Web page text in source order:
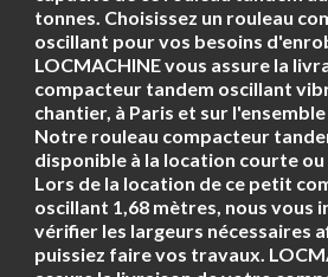
tonnes. Choisissez un rouleau
oscillant pour vos besoins
LOCMACHINE vous assure la
compacteur tandem oscillant
chantier, à Paris et sur l'ensemble
Notre rouleau compacteur
disponible à la location courte ou
Lors de la location de ce petit
oscillant 1,68 mètres, nous vous
vérifier les largeurs nécessaires
puissiez faire vos travaux.